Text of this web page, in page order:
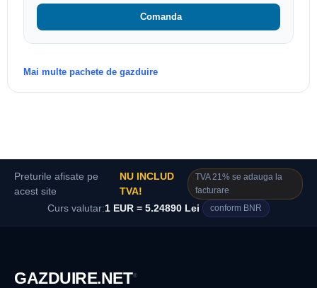
Comanda
Mai multe pachete de gazduire
Preturile afisate pe
acest site
NU INCLUD
TVA!
TVA 21% se adauga la
facturare
Curs valutar:1 EUR = 5.24890 Lei conform BNR
GAZDUIRE.NET®